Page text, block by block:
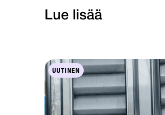
Lue lisää
UUTINEN